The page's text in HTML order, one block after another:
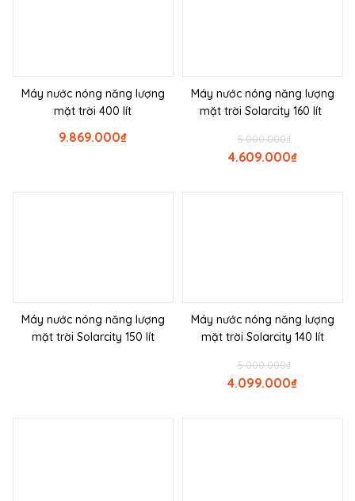
Máy nước nóng năng lượng
mặt trời 400 lít
₫
9.869.000
Máy nước nóng năng lượng
mặt trời Solarcity 160 lít
₫
5.000.000
₫
4.609.000
Máy nước nóng năng lượng
mặt trời Solarcity 150 lít
Máy nước nóng năng lượng
mặt trời Solarcity 140 lít
₫
5.000.000
₫
4.099.000